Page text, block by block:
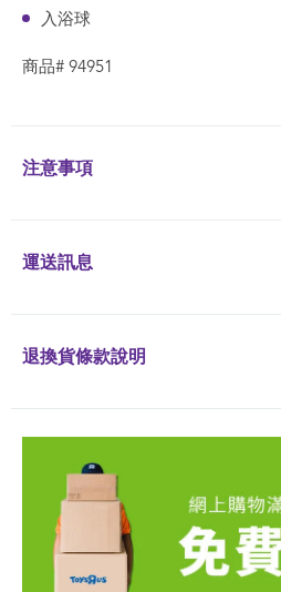
入浴球
商品# 94951
注意事項
運送訊息
退換貨條款說明